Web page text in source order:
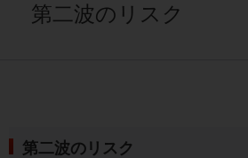
第二波のリスク
第二波のリスク